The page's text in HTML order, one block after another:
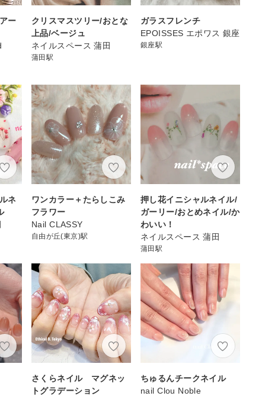
ー
クリスマスツリー/おとな
上品/ベージュ
ネイルスペース 蒲田
蒲田駅
ガラスフレンチ
EPOISSES エポワス 銀座
銀座駅
ネ
ワンカラー＋たらしこみ
フラワー
Nail CLASSY
自由が丘(東京)駅
押し花イニシャルネイル/
ガーリー/おとめネイル/か
わいい！
ネイルスペース 蒲田
蒲田駅
さくらネイル マグネッ
トグラデーション
ちゅるんチークネイル
nail Clou Noble